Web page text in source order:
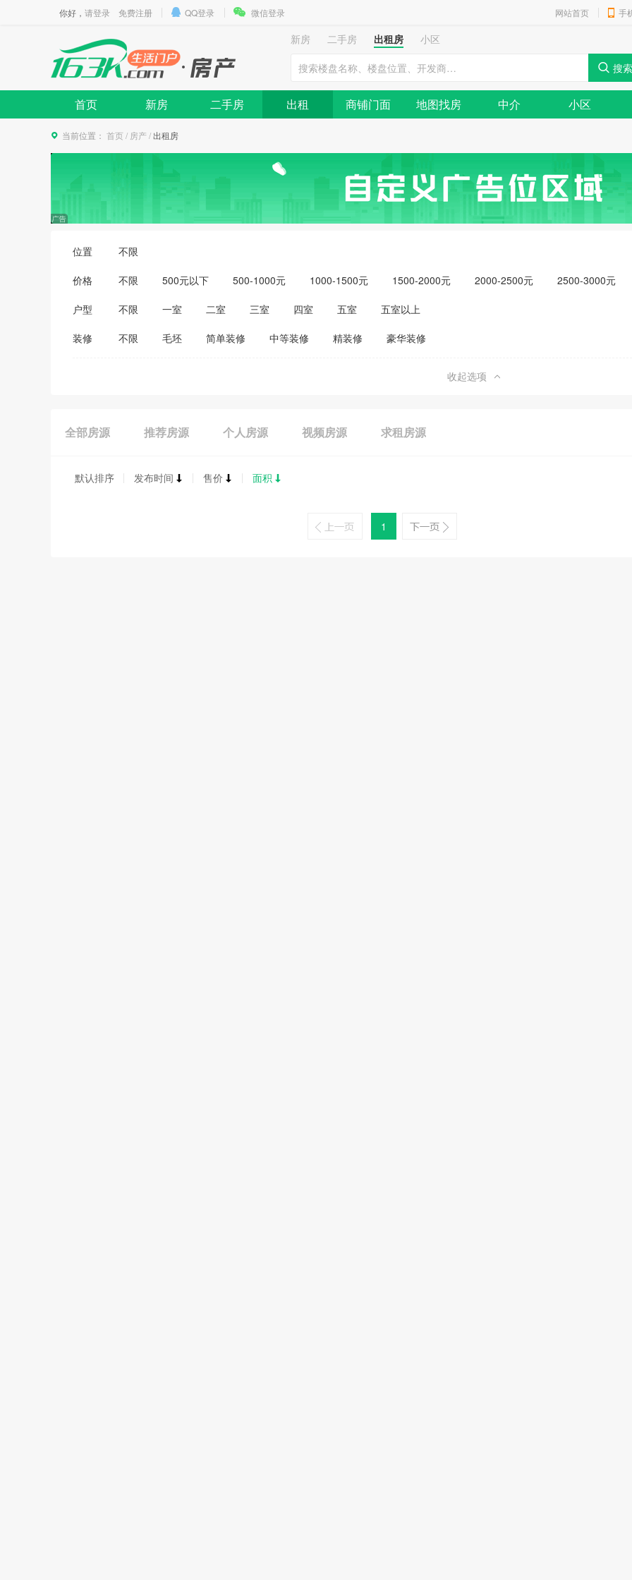
你好， 请登录 免费注册 QQ登录 微信登录 网站首页 手
新房 二手房 出租房 小区
首页 新房 二手房 出租 商铺门面 地图找房 中介 小区
当前位置： 首页 / 房产/出租房
位置 不限
价格 不限 500元以下 500-1000元 1000-1500元 1500-2000元 2000-2500元
2500-3000元
3500-4000元
4000-5000元 5000元以上
户型 不限 一室 二室 三室 四室 五室 五室以上
装修 不限 毛坯 简单装修 中等装修 精装修 豪华装修
收起选项
全部房源 推荐房源 个人房源 视频房源 求租房源
默认排序 发布时间 售价 面积
1